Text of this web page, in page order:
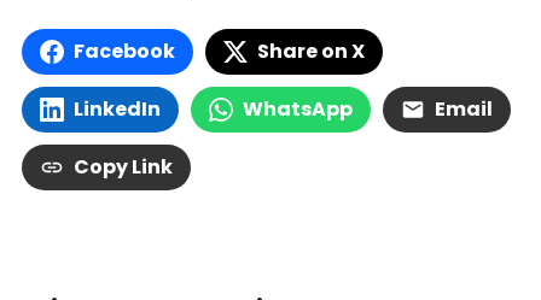
Facebook Share on X
LinkedIn WhatsApp Email
Copy Link